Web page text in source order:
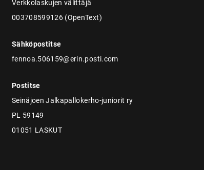
Verkkolaskujen välittäjä
003708599126 (OpenText)
Sähköpostitse
fennoa.506159@erin.posti.com
Postitse
Seinäjoen Jalkapallokerho-juniorit ry
PL 59149
01051 LASKUT